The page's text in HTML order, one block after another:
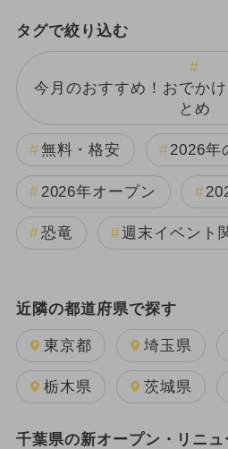
タグで絞り込む
今月のおすすめ！おでか
とめ
無料・格安 2026年
2026年オープン
恐竜 週末イベント
2024年のイベント
日帰り 雨の日OK
2026年8月のイベント
近隣の都道府県で探す
東京都 埼玉県
栃木県 茨城県
千葉県の新オープン・リニ